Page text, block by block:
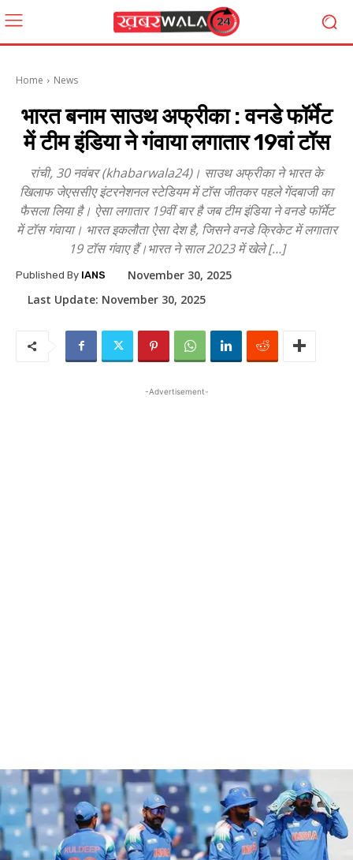
Home News
भारत बनाम साउथ अफ्रीका : वनडे फॉर्मेट
में टीम इंडिया ने गंवाया लगातार 19वां टॉस
रांची, 30 नवंबर (khabarwala24)। साउथ अफ्रीका ने भारत के
खिलाफ जेएससीए इंटरनेशनल स्टेडियम में टॉस जीतकर पहले गेंदबाजी का
फैसला लिया है। ऐसा लगातार 19वीं बार है जब टीम इंडिया ने वनडे फॉर्मेट
में टॉस गंवाया। भारत इकलौता ऐसा देश है, जिसने वनडे क्रिकेट में लगातार
19 टॉस गंवाए हैं।भारत ने साल 2023 में खेले […]
Published By IANS
November 30, 2025
Last Update: November 30, 2025
-Advertisement-